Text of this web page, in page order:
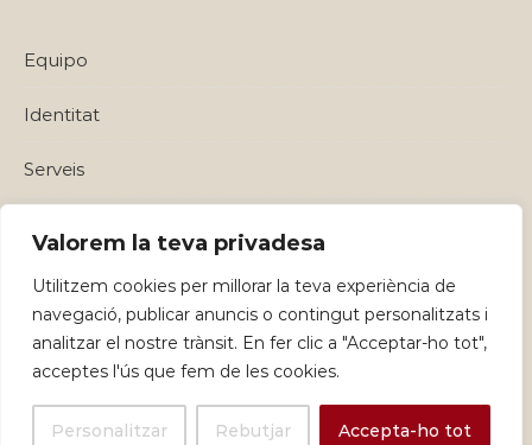
Valorem la teva privadesa
Utilitzem cookies per millorar la teva experiència de
navegació, publicar anuncis o contingut personalitzats i
analitzar el nostre trànsit. En fer clic a "Acceptar-ho tot",
acceptes l'ús que fem de les cookies.
Personalitzar Rebutjar Accepta-ho tot
Equipo
Identitat
Serveis
Graceful Theme byOptima Themes